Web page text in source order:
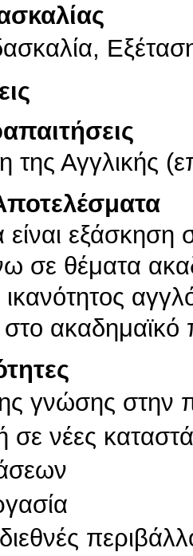
της Αγγλικής
εξάσκηση
σε θέματα
ακαδημαϊκό
γνώσης στην
νέες